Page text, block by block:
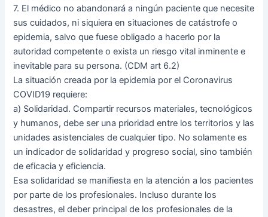
7. El médico no abandonará a ningún paciente que necesite
sus cuidados, ni siquiera en situaciones de catástrofe o
epidemia, salvo que fuese obligado a hacerlo por la
autoridad competente o exista un riesgo vital inminente e
inevitable para su persona. (CDM art 6.2)
La situación creada por la epidemia por el Coronavirus
COVID19 requiere:
a) Solidaridad. Compartir recursos materiales, tecnológicos
y humanos, debe ser una prioridad entre los territorios y las
unidades asistenciales de cualquier tipo. No solamente es
un indicador de solidaridad y progreso social, sino también
de eficacia y eficiencia.
Esa solidaridad se manifiesta en la atención a los pacientes
por parte de los profesionales. Incluso durante los
desastres, el deber principal de los profesionales de la